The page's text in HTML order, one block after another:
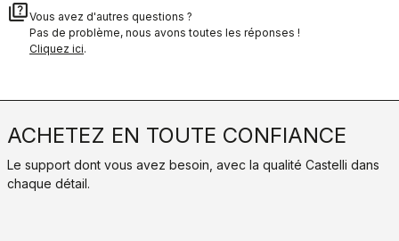
quizVous avez d'autres questions ?
Pas de problème, nous avons toutes les réponses !
Cliquez ici.
ACHETEZ EN TOUTE CONFIANCE
Le support dont vous avez besoin, avec la qualité Castelli dans
chaque détail.